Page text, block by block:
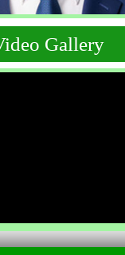
Gallery